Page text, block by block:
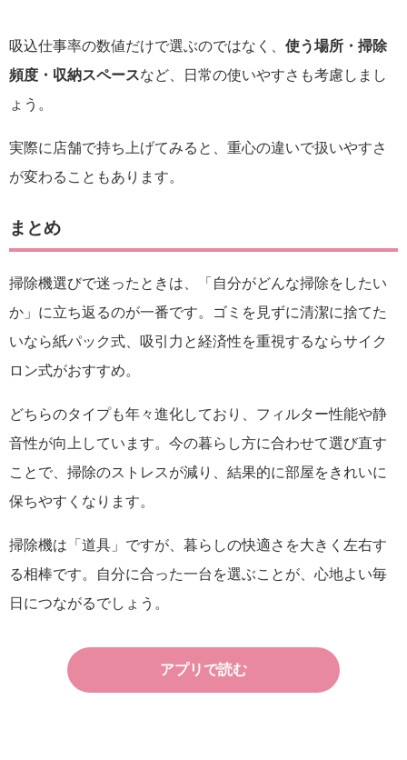
吸込仕事率の数値だけで選ぶのではなく、 使う場所・掃除
頻度・収納スペースなど、日常の使いやすさも考慮しまし
ょう。
実際に店舗で持ち上げてみると、重心の違いで扱いやすさ
が変わることもあります。
まとめ
掃除機選びで迷ったときは、「自分がどんな掃除をしたい
か」に立ち返るのが一番です。ゴミを見ずに清潔に捨てた
いなら紙パック式、吸引力と経済性を重視するならサイク
ロン式がおすすめ。
どちらのタイプも年々進化しており、フィルター性能や静
音性が向上しています。今の暮らし方に合わせて選び直す
ことで、掃除のストレスが減り、結果的に部屋をきれいに
保ちやすくなります。
掃除機は「道具」ですが、暮らしの快適さを大きく左右す
る相棒です。自分に合った一台を選ぶことが、心地よい毎
日につながるでしょう。
アプリで読む